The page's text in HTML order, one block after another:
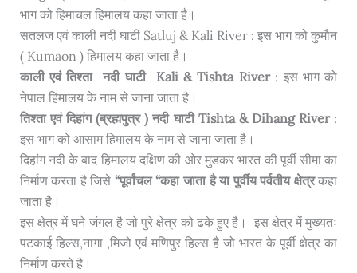
भाग को हिमाचल हिमालय कहा जाता है।
सतलज एवं काली नदी घाटी Satluj & Kali River : इस भाग को कुमौन
( Kumaon ) हिमालय कहा जाता है।
काली एवं तिश्ता नदी घाटी Kali & Tishta River: इस भाग को
नेपाल हिमालय के नाम से जाना जाता है।
तिश्ता एवं दिहांग (ब्रह्मपुत्र ) नदी घाटी Tishta & Dihang River:
इस भाग को आसाम हिमालय के नाम से जाना जाता है।
दिहांग नदी के बाद हिमालय दक्षिण की ओर मुडकर भारत की पूर्वी सीमा का
निर्माण करता है जिसे “पूर्वांचल “कहा जाता है या पुर्वीय पर्वतीय क्षेत्रकहा
जाता है।
इस क्षेत्र में घने जंगल है जो पुरे क्षेत्र को ढके हुए है। इस क्षेत्र में मुख्यतः
पटकाई हिल्स,नागा ,मिजो एवं मणिपुर हिल्स है जो भारत के पूर्वी क्षेत्र का
निर्माण करते है।